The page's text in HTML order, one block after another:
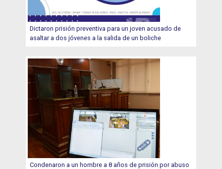
Dictaron prisión preventiva para un joven acusado de
asaltar a dos jóvenes a la salida de un boliche
Condenaron a un hombre a 8 años de prisión por abuso